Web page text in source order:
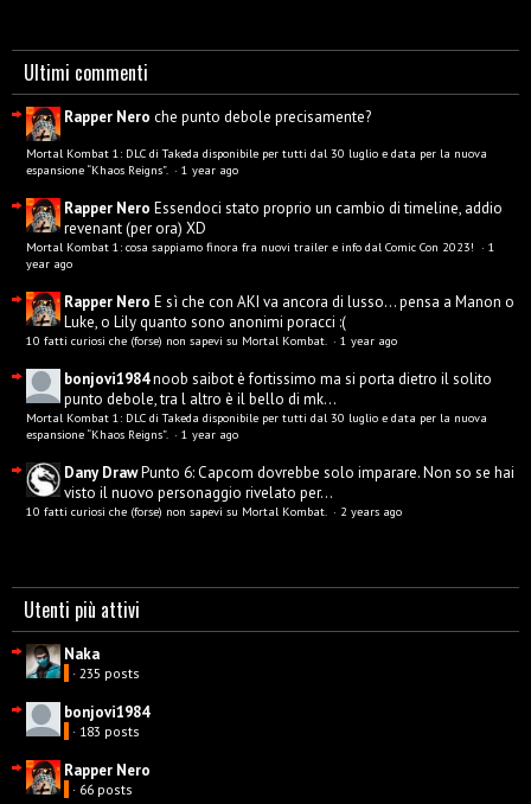
Ultimi commenti
Rapper Nero che punto debole precisamente?
Mortal Kombat 1: DLC di Takeda disponibile per tutti dal 30 luglio e data per la nuova
espansione “Khaos Reigns”. · 1 year ago
Rapper Nero Essendoci stato proprio un cambio di timeline, addio
revenant (per ora) XD
Mortal Kombat 1: cosa sappiamo finora fra nuovi trailer e info dal Comic Con 2023! · 1
year ago
Rapper Nero E sì che con AKI va ancora di lusso... pensa a Manon o
Luke, o Lily quanto sono anonimi poracci :(
10 fatti curiosi che (forse) non sapevi su Mortal Kombat. · 1 year ago
bonjovi1984noob saibot è fortissimo ma si porta dietro il solito
punto debole, tra l altro è il bello di mk...
Mortal Kombat 1: DLC di Takeda disponibile per tutti dal 30 luglio e data per la nuova
espansione “Khaos Reigns”. · 1 year ago
Dany DrawPunto 6: Capcom dovrebbe solo imparare. Non so se hai
visto il nuovo personaggio rivelato per...
10 fatti curiosi che (forse) non sapevi su Mortal Kombat. · 2 years ago
Utenti più attivi
Naka
· 235 posts
bonjovi1984
· 183 posts
Rapper Nero
· 66 posts